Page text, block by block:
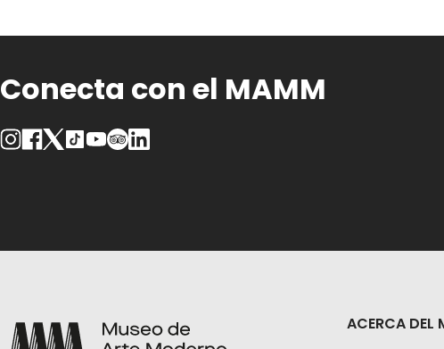
Conecta con el MAMM
ACERCA DEL